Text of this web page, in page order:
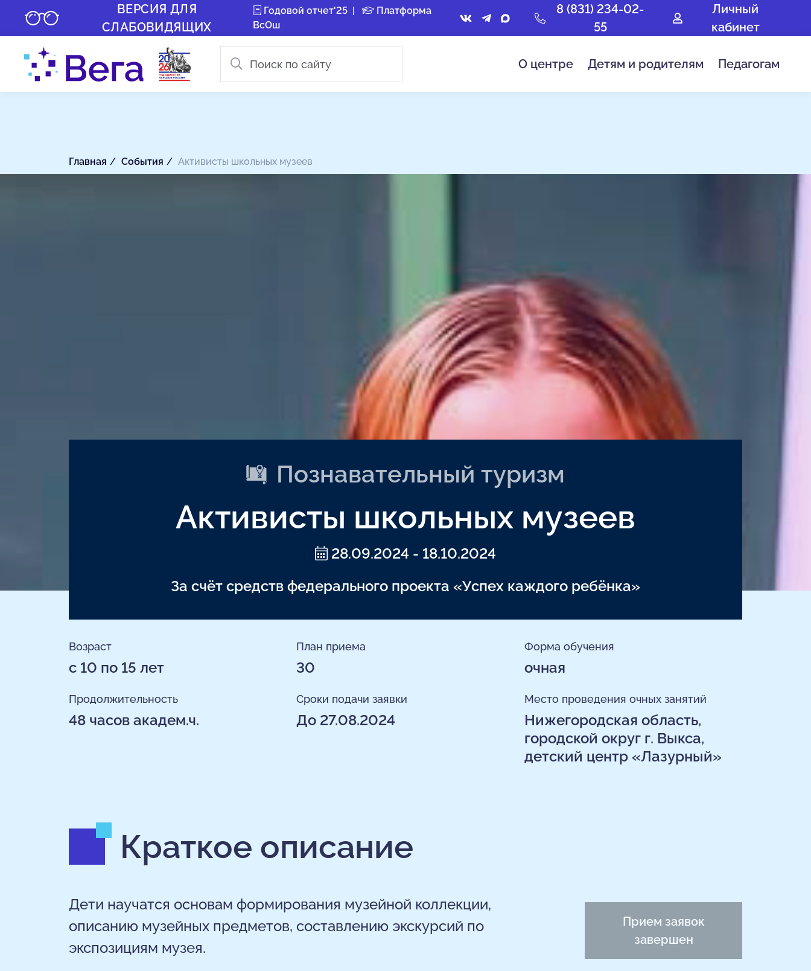
ВЕРСИЯ ДЛЯ
СЛАБОВИДЯЩИХ
Годовой отчет'25|
Платформа
ВсОш
8 (831) 234-02-
55
Личный
кабинет
О центре Детям и родителям Педагогам
Главная События Активисты школьных музеев
Познавательный туризм
Активисты школьных музеев
28.09.2024 - 18.10.2024
За счёт средств федерального проекта «Успех каждого ребёнка»
Возраст
с 10 по 15 лет
План приема
30
Форма обучения
очная
Продолжительность
48 часов академ.ч.
Сроки подачи заявки
До 27.08.2024
Место проведения очных занятий
Нижегородская область,
городской округ г. Выкса,
детский центр «Лазурный»
Краткое описание
Дети научатся основам формирования музейной коллекции,
описанию музейных предметов, составлению экскурсий по
экспозициям музея.
Прием заявок
завершен